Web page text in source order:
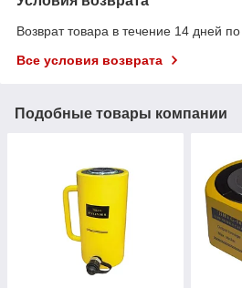
Возврат товара в течение 14 дней
Все условия возврата
Подобные товары компании